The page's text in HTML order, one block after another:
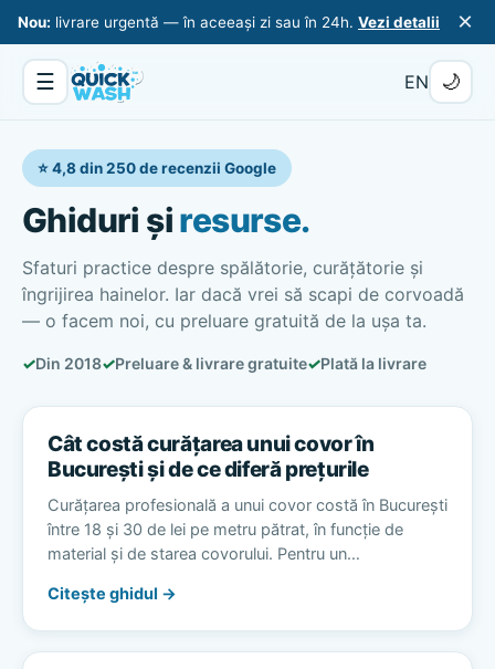
Nou: livrare urgentă — în aceeași zi sau în 24h. Vezi detalii ×
☰ EN 🌙
⭐ 4,8 din 250 de recenzii Google
Ghiduri șiresurse.
Sfaturi practice despre spălătorie, curățătorie și
îngrijirea hainelor. Iar dacă vrei să scapi de corvoadă
— o facem noi, cu preluare gratuită de la ușa ta.
✓Din 2018✓Preluare & livrare gratuite✓Plată la livrare
Cât costă curățarea unui covor în
București și de ce diferă prețurile
Curățarea profesională a unui covor costă în București
între 18 și 30 de lei pe metru pătrat, în funcție de
material și de starea covorului. Pentru un…
Citește ghidul →